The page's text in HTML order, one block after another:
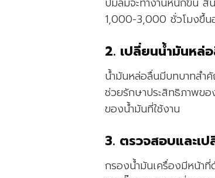
1,000-3,000 ชั่วโมงขึ้น
2. เปลี่ยนน้ำมันหล่
น้ำมันหล่อลื่นมีบทบาทสำ
ช่วยรักษาประสิทธิภาพข
ของน้ำมันที่ใช้งาน
3. ตรวจสอบและเ
กรองน้ำมันเครื่องมีหน้า